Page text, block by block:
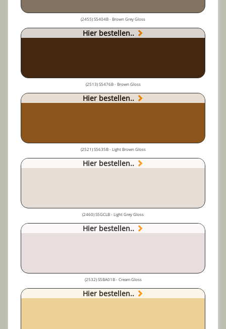
(2455) S5404B - Brown Grey Gloss
Hier bestellen..
(2513) S5476B - Brown Gloss
Hier bestellen..
(2521) S5635B - Light Brown Gloss
Hier bestellen..
(2460) S5GCLB - Light Grey Gloss
Hier bestellen..
(2532) S5BA01B - Cream Gloss
Hier bestellen..